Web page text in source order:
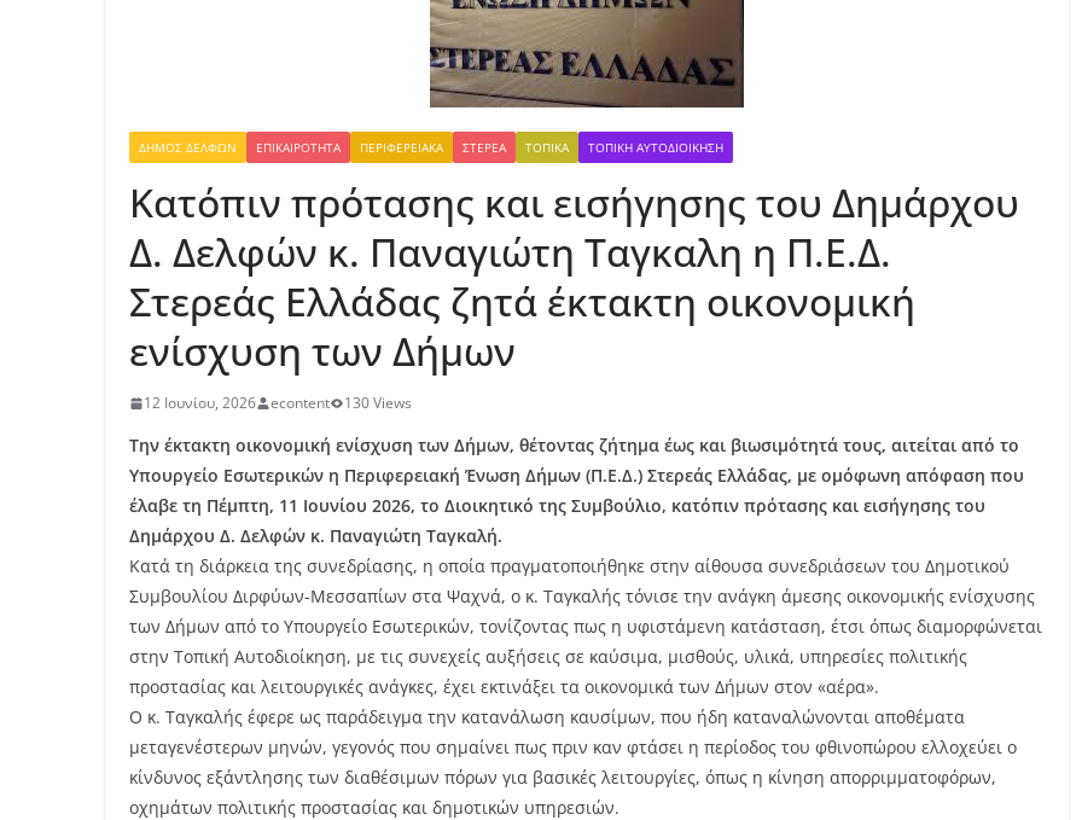
ΔΉΜΟΣ ΔΕΛΦΏΝ ΕΠΙΚΑΙΡΌΤΗΤΑ ΠΕΡΙΦΕΡΕΙΑΚΆ ΣΤΕΡΕΆ ΤΟΠΙΚΆ ΤΟΠΙΚΉ ΑΥΤΟΔΙΟΊΚΗΣΗ
Κατόπιν πρότασης και εισήγησης του Δημάρχου
Δ. Δελφών κ. Παναγιώτη Ταγκαλη η Π.Ε.Δ.
Στερεάς Ελλάδας ζητά έκτακτη οικονομική
ενίσχυση των Δήμων
12 Ιουνίου, 2026 econtent 130 Views
Την έκτακτη οικονομική ενίσχυση των Δήμων, θέτοντας ζήτημα έως και βιωσιμότητά τους, αιτείται από το
Υπουργείο Εσωτερικών η Περιφερειακή Ένωση Δήμων (Π.Ε.Δ.) Στερεάς Ελλάδας, με ομόφωνη απόφαση που
έλαβε τη Πέμπτη, 11 Ιουνίου 2026, το Διοικητικό της Συμβούλιο, κατόπιν πρότασης και εισήγησης του
Δημάρχου Δ. Δελφών κ. Παναγιώτη Ταγκαλή.
Κατά τη διάρκεια της συνεδρίασης, η οποία πραγματοποιήθηκε στην αίθουσα συνεδριάσεων του Δημοτικού
Συμβουλίου Διρφύων-Μεσσαπίων στα Ψαχνά, ο κ. Ταγκαλής τόνισε την ανάγκη άμεσης οικονομικής ενίσχυσης
των Δήμων από το Υπουργείο Εσωτερικών, τονίζοντας πως η υφιστάμενη κατάσταση, έτσι όπως διαμορφώνεται
στην Τοπική Αυτοδιοίκηση, με τις συνεχείς αυξήσεις σε καύσιμα, μισθούς, υλικά, υπηρεσίες πολιτικής
προστασίας και λειτουργικές ανάγκες, έχει εκτινάξει τα οικονομικά των Δήμων στον «αέρα».
Ο κ. Ταγκαλής έφερε ως παράδειγμα την κατανάλωση καυσίμων, που ήδη καταναλώνονται αποθέματα
μεταγενέστερων μηνών, γεγονός που σημαίνει πως πριν καν φτάσει η περίοδος του φθινοπώρου ελλοχεύει ο
κίνδυνος εξάντλησης των διαθέσιμων πόρων για βασικές λειτουργίες, όπως η κίνηση απορριμματοφόρων,
οχημάτων πολιτικής προστασίας και δημοτικών υπηρεσιών.